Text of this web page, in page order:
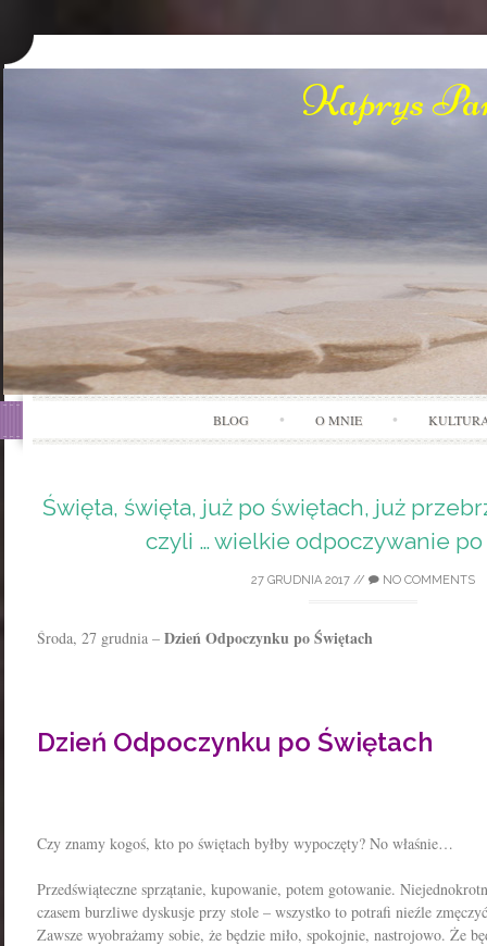
Kaprys
BLOG O MNIE
Święta, święta, już po świętach, już
czyli … wielkie odpoczywanie
27 GRUDNIA 2017 // NO COMMENTS
Środa, 27 grudnia – Dzień Odpoczynku po Świętach
Dzień Odpoczynku po Świętach
Czy znamy kogoś, kto po świętach byłby wypoczęty? No właśnie…
Przedświąteczne sprzątanie, kupowanie, potem gotowanie.
czasem burzliwe dyskusje przy stole – wszystko to potrafi nieźle
Zawsze wyobrażamy sobie, że będzie miło, spokojnie, nastrojowo. Że